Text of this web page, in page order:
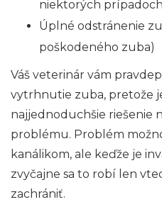
niektorých
Úplné odstránenie
poškodeného zuba)
Váš veterinár vám
vytrhnutie zuba, pretože
najjednoduchšie riešenie
problému. Problém
kanálikom, ale keďže je
zvyčajne sa to robí len
zachrániť.